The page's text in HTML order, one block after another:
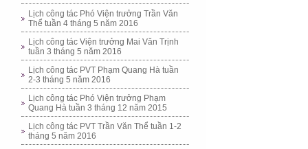
Lịch công tác Phó Viện trưởng Trần Văn
Thể tuần 4 tháng 5 năm 2016
Lịch công tác Viện trưởng Mai Văn Trịnh
tuần 3 tháng 5 năm 2016
Lịch công tác PVT Phạm Quang Hà tuần
2-3 tháng 5 năm 2016
Lịch công tác Phó Viện trưởng Phạm
Quang Hà tuần 3 tháng 12 năm 2015
Lịch công tác PVT Trần Văn Thể tuần 1-2
tháng 5 năm 2016